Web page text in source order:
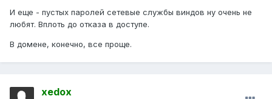
И еще - пустых паролей сетевые службы виндов ну очень не
любят. Вплоть до отказа в доступе.
В домене, конечно, все проще.
xedox